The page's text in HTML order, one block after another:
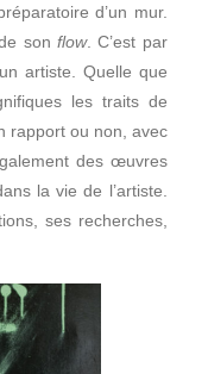
d’un mur.
son flow. C’est par
artiste. Quelle que
les traits de
rapport ou non, avec
des œuvres
la vie de l’artiste.
ses recherches,